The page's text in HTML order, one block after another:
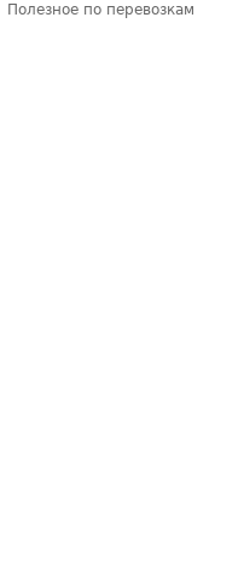
Полезное по перевозкам